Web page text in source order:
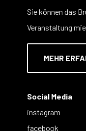
Sie können das
Veranstaltung
MEHR
Social Media
instagram
facebook